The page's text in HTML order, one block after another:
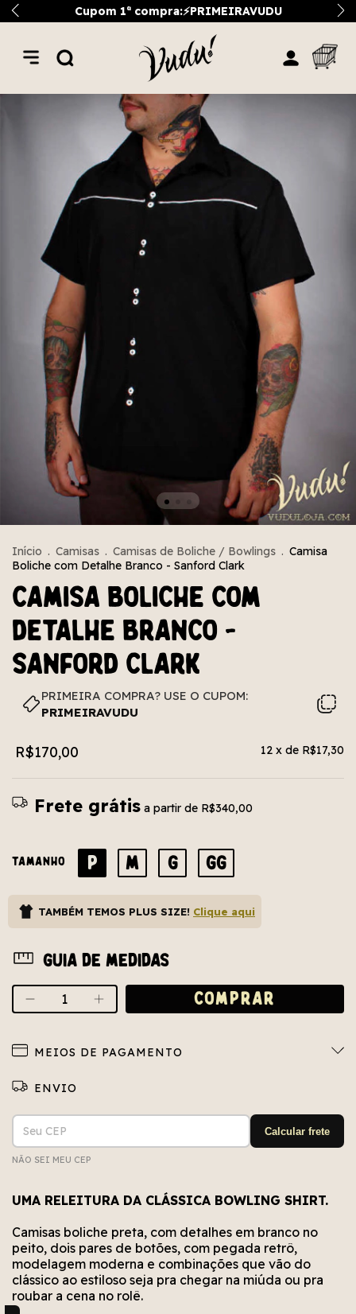
Cupom 1ª compra:⚡PRIMEIRAVUDU
Início . Camisas . Camisas de Boliche / Bowlings . Camisa
Boliche com Detalhe Branco - Sanford Clark
Camisa Boliche com
Detalhe Branco -
Sanford Clark
PRIMEIRA COMPRA? USE O CUPOM:
PRIMEIRAVUDU
R$170,00 12 x de R$17,30
Frete grátis a partir de R$340,00
TAMANHO P M G GG
TAMBÉM TEMOS PLUS SIZE! Clique aqui
Guia de medidas
MEIOS DE PAGAMENTO
Entregas para o CEP:
ALTERAR CEP
Calcular frete
NÃO SEI MEU CEP
escrito?
alguns segundos.
novamente em alguns segundos.
UMA RELEITURA DA CLÁSSICA BOWLING SHIRT.
Camisas boliche preta, com detalhes em branco no
peito, dois pares de botões, com pegada retrô,
modelagem moderna e combinações que vão do
clássico ao estiloso seja pra chegar na miúda ou pra
roubar a cena no rolê.